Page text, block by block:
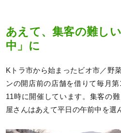
あえて、集客の難し
中」に
Kトラ市から始まったビオ市／野
ンの開店前の店舗を借りて毎月
11時に開催しています。集客の
屋さんはあえて平日の午前中を選